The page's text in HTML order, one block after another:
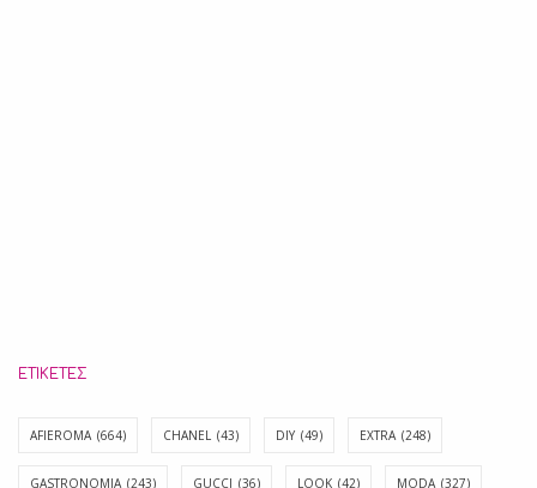
ΕΤΙΚΈΤΕΣ
AFIEROMA (664) CHANEL (43) DIY (49) EXTRA (248)
GASTRONOMIA (243) GUCCI (36) LOOK (42) MODA (327)